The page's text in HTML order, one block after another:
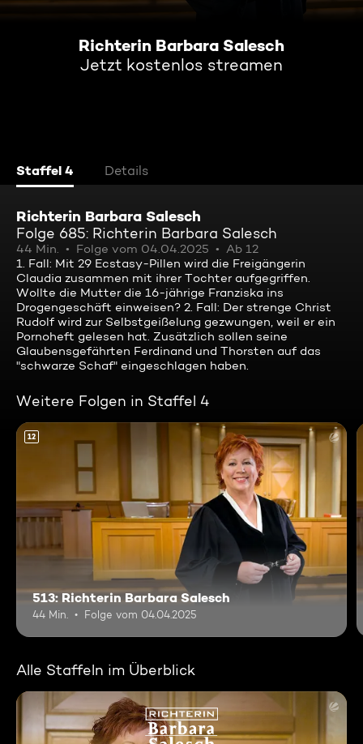
Richterin Barbara Salesch
Jetzt kostenlos streamen
Staffel 4 Details
Richterin Barbara Salesch
Folge 685: Richterin Barbara Salesch
44 Min. Folge vom 04.04.2025
Ab 12
1. Fall: Mit 29 Ecstasy-Pillen wird die Freigängerin
Claudia zusammen mit ihrer Tochter aufgegriffen.
Wollte die Mutter die 16-jährige Franziska ins
Drogengeschäft einweisen? 2. Fall: Der strenge Christ
Rudolf wird zur Selbstgeißelung gezwungen, weil er ein
Pornoheft gelesen hat. Zusätzlich sollen seine
Glaubensgefährten Ferdinand und Thorsten auf das
"schwarze Schaf" eingeschlagen haben.
Weitere Folgen in Staffel 4
12
513: Richterin Barbara Salesch
44 Min. Folge vom 04.04.2025
Alle Staffeln im Überblick